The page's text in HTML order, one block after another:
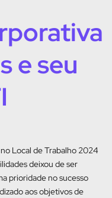
e seu
Local de Trabalho 2024
deixou de ser
prioridade no sucesso
aos objetivos de